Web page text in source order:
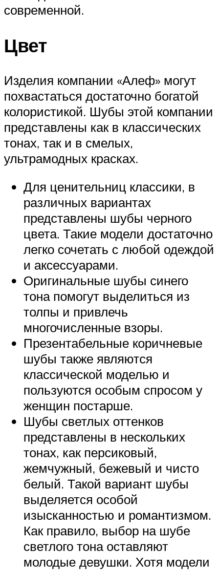
современной.
Цвет
Изделия компании «Алеф» могут
похвастаться достаточно богатой
колористикой. Шубы этой компании
представлены как в классических
тонах, так и в смелых,
ультрамодных красках.
Для ценительниц классики, в
различных вариантах
представлены шубы черного
цвета. Такие модели достаточно
легко сочетать с любой одеждой
и аксессуарами.
Оригинальные шубы синего
тона помогут выделиться из
толпы и привлечь
многочисленные взоры.
Презентабельные коричневые
шубы также являются
классической моделью и
пользуются особым спросом у
женщин постарше.
Шубы светлых оттенков
представлены в нескольких
тонах, как персиковый,
жемчужный, бежевый и чисто
белый. Такой вариант шубы
выделяется особой
изысканностью и романтизмом.
Как правило, выбор на шубе
светлого тона оставляют
молодые девушки. Хотя модели